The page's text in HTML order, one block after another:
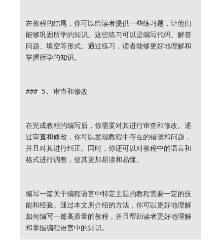
在教程的结尾，你可以给读者提供一些练习题，让他们
能够巩固所学的知识。这些练习可以是编写代码、解答
问题、填空等形式。通过练习，读者能够更好地理解和
掌握所学的知识。
### 5. 审查和修改
在完成教程的编写后，你需要对其进行审查和修改。通
过审查和修改，你可以发现教程中存在的错误和问题，
并且对其进行纠正。同时，你还可以对教程中的语言和
格式进行调整，使其更加易读和易懂。
编写一篇关于编程语言中特定主题的教程需要一定的技
能和经验。通过本文所介绍的方法，你可以更好地理解
如何编写一篇高质量的教程，并且帮助读者更好地理解
和掌握编程语言中的知识。